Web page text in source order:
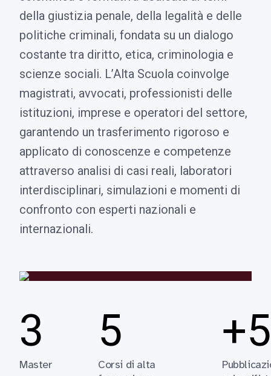
della giustizia penale, della legalità e delle
politiche criminali, fondata su un dialogo
costante tra diritto, etica, criminologia e
scienze sociali. L’Alta Scuola coinvolge
magistrati, avvocati, professionisti delle
istituzioni, imprese e operatori del settore,
garantendo un trasferimento rigoroso e
applicato di conoscenze e competenze
attraverso analisi di casi reali, laboratori
interdisciplinari, simulazioni e momenti di
confronto con esperti nazionali e
internazionali.
3
Master
5
Corsi di alta